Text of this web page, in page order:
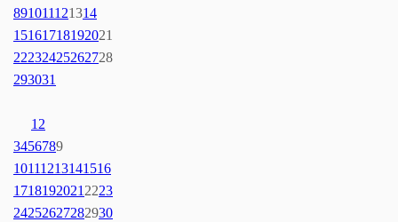
891011121314
15161718192021
22232425262728
293031
1 2
3456789
10111213141516
1718192021 2223
24252627282930